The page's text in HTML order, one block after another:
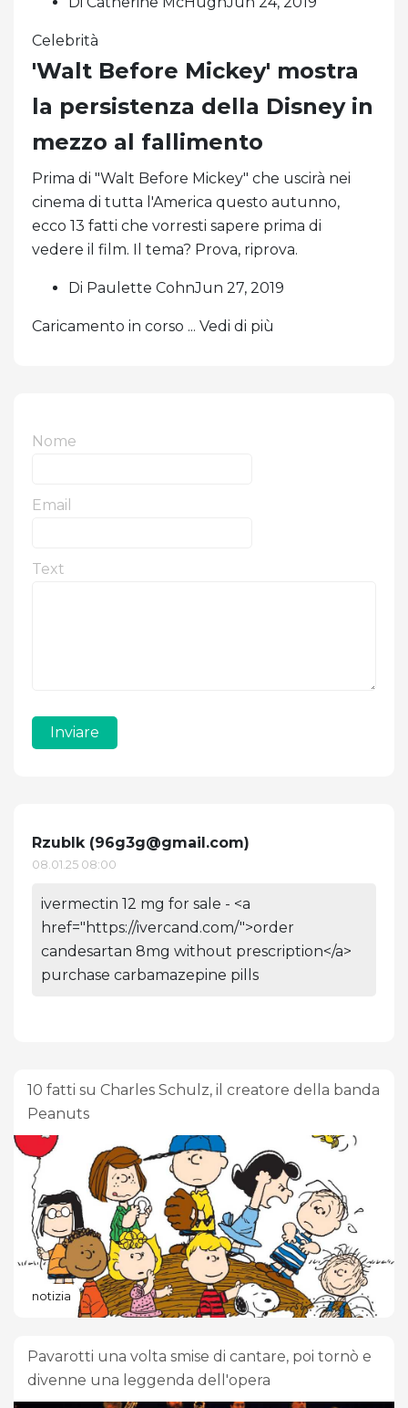
Celebrità
'Walt Before Mickey' mostra
la persistenza della Disney in
mezzo al fallimento
Prima di "Walt Before Mickey" che uscirà nei
cinema di tutta l'America questo autunno,
ecco 13 fatti che vorresti sapere prima di
vedere il film. Il tema? Prova, riprova.
Di Paulette CohnJun 27, 2019
Caricamento in corso ... Vedi di più
Nome
Email
Text
Inviare
Rzublk (96g3g@gmail.com)
08.01.25 08:00
ivermectin 12 mg for sale - <a
href="https://ivercand.com/">order
candesartan 8mg without prescription</a>
purchase carbamazepine pills
10 fatti su Charles Schulz, il creatore della banda
Peanuts
notizia
Pavarotti una volta smise di cantare, poi tornò e
divenne una leggenda dell'opera